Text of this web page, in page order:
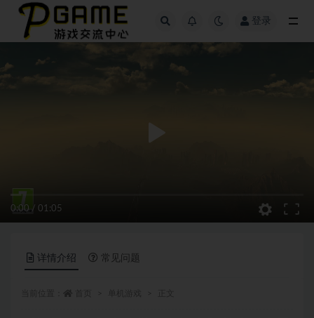
登录
0:00 / 01:05
详情介绍 常见问题
全部